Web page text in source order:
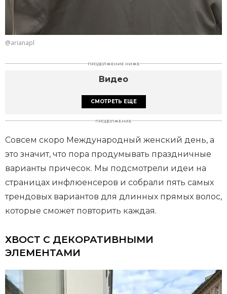
@arianapl
ПРОДОЛЖЕНИЕ НИЖЕ
Видео
СМОТРЕТЬ ЕЩЕ
ПРОДОЛЖЕНИЕ
Совсем скоро Международный женский день, а
это значит, что пора продумывать праздничные
варианты причесок. Мы подсмотрели идеи на
страницах инфлюенсеров и собрали пять самых
трендовых вариантов для длинных прямых волос,
которые сможет повторить каждая.
ХВОСТ С ДЕКОРАТИВНЫМИ
ЭЛЕМЕНТАМИ